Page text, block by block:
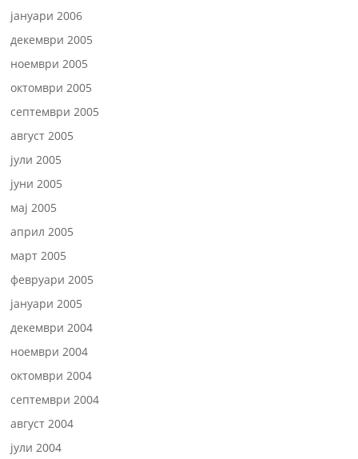
јануари 2006
декември 2005
ноември 2005
октомври 2005
септември 2005
август 2005
јули 2005
јуни 2005
мај 2005
април 2005
март 2005
февруари 2005
јануари 2005
декември 2004
ноември 2004
октомври 2004
септември 2004
август 2004
јули 2004